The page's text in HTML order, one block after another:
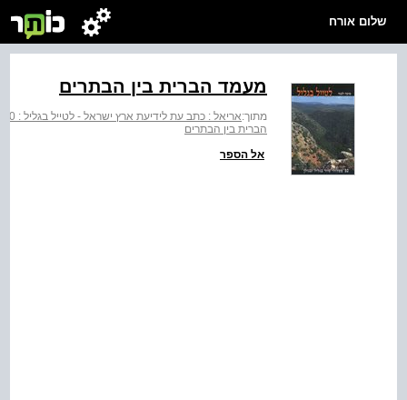
שלום אורח
מעמד הברית בין הבתרים
מתוך:אריאל : כתב עת לידיעת ארץ ישראל - לטייל בגליל : 50 מסלולי טיול בגליל ובגולן
הברית בין הבתרים
אל הספר